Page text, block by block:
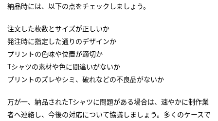
納品時には、以下の点をチェックしましょう。
注文した枚数とサイズが正しいか
発注時に指定した通りのデザインか
プリントの色味や位置が適切か
Tシャツの素材や色に間違いがないか
プリントのズレやシミ、破れなどの不良品がないか
万が一、納品されたTシャツに問題がある場合は、速やかに制作業
者へ連絡し、今後の対応について協議しましょう。多くのケースで